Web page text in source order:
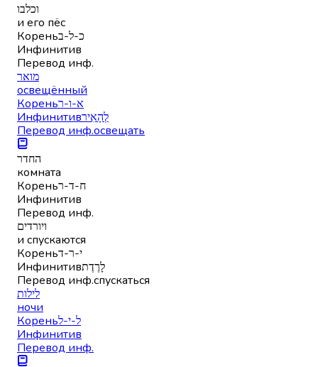
וכלבו
и его пёс
Кореньכ-ל-ב
Инфинитив
Перевод инф.
מואר
освещённый
Кореньא-ו-ר
Инфинитивלְהָאִיר
Перевод инф.освещать
החדר
комната
Кореньח-ד-ר
Инфинитив
Перевод инф.
ויורדים
и спускаются
Кореньי-ר-ד
Инфинитивלָרֶדֶת
Перевод инф.спускаться
לילות
ночи
Кореньל-י-ל
Инфинитив
Перевод инф.